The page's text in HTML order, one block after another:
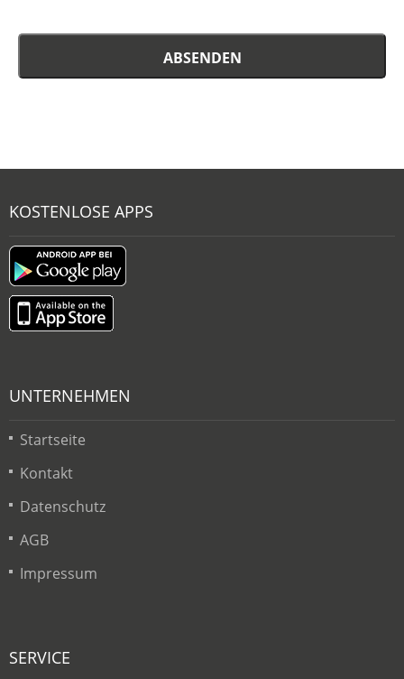
ABSENDEN
KOSTENLOSE APPS
UNTERNEHMEN
Startseite
Kontakt
Datenschutz
AGB
Impressum
SERVICE